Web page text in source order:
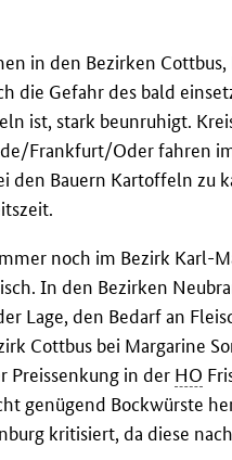
in den Bezirken
die Gefahr des bald
ist, stark beunruhigt.
Frankfurt/Oder fahren
den Bauern Kartoffeln zu
noch im Bezirk Karl-
In den Bezirken
Lage, den Bedarf an
Cottbus bei Margarine
Preissenkung in der HO
genügend Bockwürste
kritisiert, da diese